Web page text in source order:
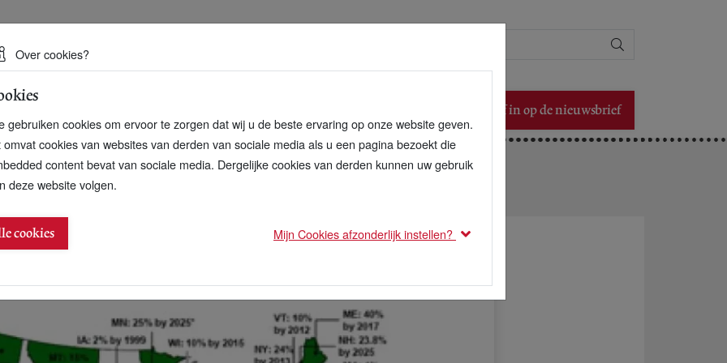
duurzame toekomst
Schrijf in op de nieuwsbrief
aan klimaatverandering besteden
Over cookies?
gebruiken cookies om ervoor te zorgen dat wij u de beste ervaring op onze website geven.
omvat cookies van websites van derden van sociale media als u een pagina bezoekt die
content bevat van sociale media. Dergelijke cookies van derden kunnen uw gebruik
deze website volgen.
cookies Mijn Cookies afzonderlijk instellen?